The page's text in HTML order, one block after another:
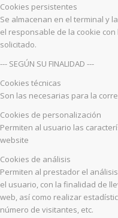
Cookies persistentes
Se almacenan en el terminal y
el responsable de la cookie
solicitado.
--- SEGÚN SU FINALIDAD ---
Cookies técnicas
Son las necesarias para la
Cookies de personalización
Permiten al usuario las
website
Cookies de análisis
Permiten al prestador el
el usuario, con la finalidad de
web, así como realizar
número de visitantes, etc.